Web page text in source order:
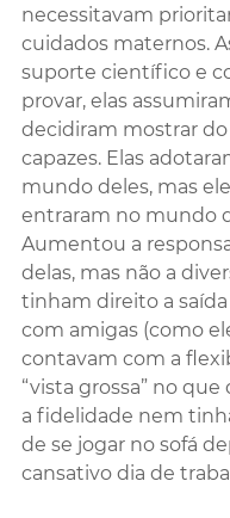
necessitavam
cuidados maternos.
suporte científico e
provar, elas
decidiram mostrar
capazes. Elas
mundo deles, mas
entraram no mundo
Aumentou a
delas, mas não a
tinham direito a
com amigas (como
contavam com a
“vista grossa” no
a fidelidade nem
de se jogar no sofá
cansativo dia de